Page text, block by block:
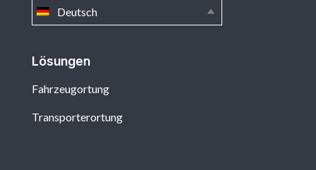
Lösungen
Fahrzeugortung
Transporterortung
Deutsch